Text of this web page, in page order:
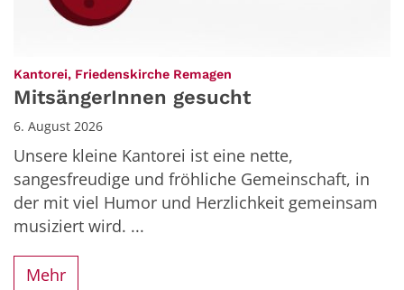
Kantorei, Friedenskirche Remagen
MitsängerInnen gesucht
6. August 2026
Unsere kleine Kantorei ist eine nette,
sangesfreudige und fröhliche Gemeinschaft, in
der mit viel Humor und Herzlichkeit gemeinsam
musiziert wird. ...
Mehr